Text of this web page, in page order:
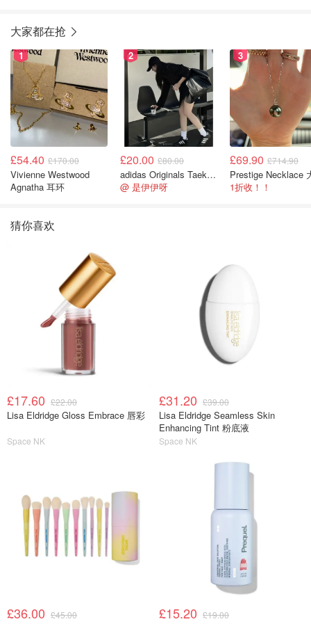
大家都在抢
1
£54.40 £170.00
Vivienne Westwood
Agnatha 耳环
2
£20.00 £80.00
adidas Originals Taekwondo 女款黑色运动鞋
@ 是伊伊呀
3
£69.90 £714.90
1折收！！
猜你喜欢
£17.60 £22.00
Lisa Eldridge Gloss Embrace 唇彩
Space NK
£31.20 £39.00
Lisa Eldridge Seamless Skin
Enhancing Tint 粉底液
Space NK
£36.00 £45.00 £15.20 £19.00